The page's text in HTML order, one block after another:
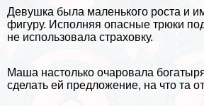
Дeвyшка была маленького роста и
фигуру. Исполняя опасные трюки
не использовала страховку.
Маша настолько очаровала
сделать ей предложение, на что та